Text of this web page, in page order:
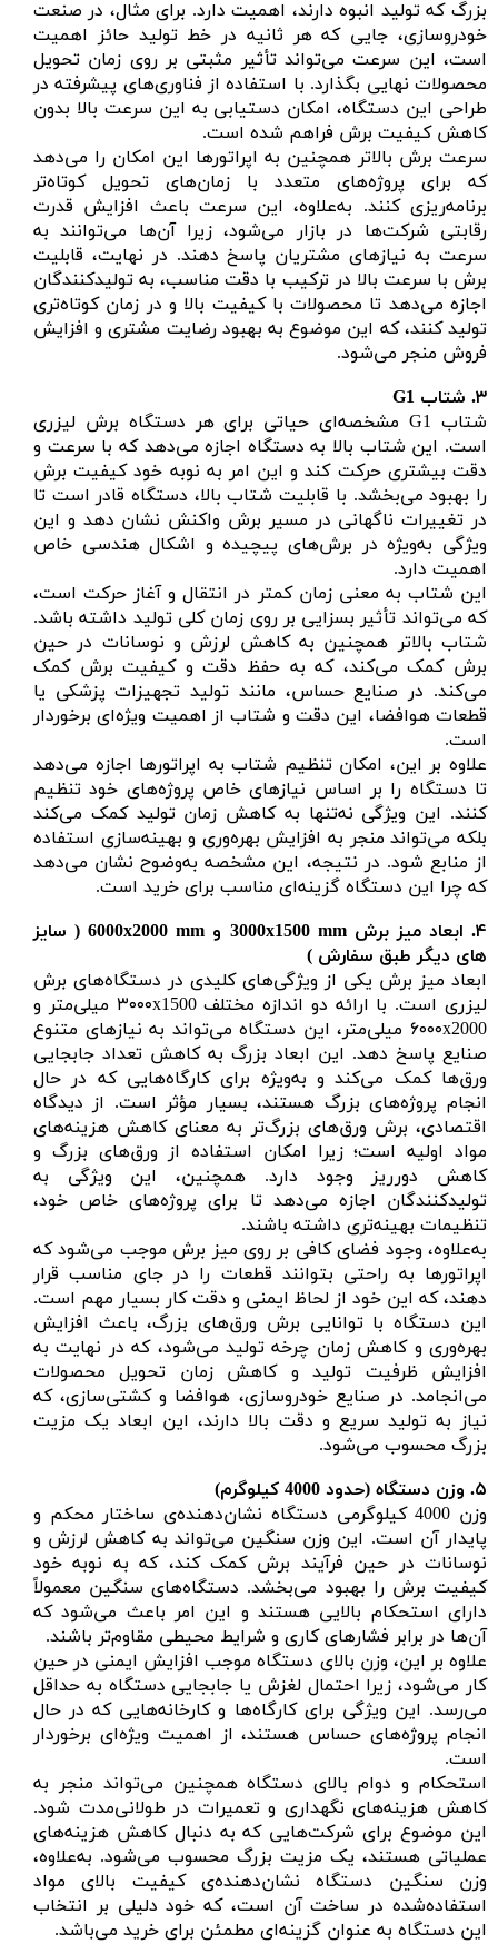
بزرگ که تولید انبوه دارند، اهمیت دارد. برای مثال، در صنعت
خودروسازی، جایی که هر ثانیه در خط تولید حائز اهمیت
است، این سرعت می‌تواند تأثیر مثبتی بر روی زمان تحویل
محصولات نهایی بگذارد. با استفاده از فناوری‌های پیشرفته در
طراحی این دستگاه، امکان دستیابی به این سرعت بالا بدون
کاهش کیفیت برش فراهم شده است.
سرعت برش بالاتر همچنین به اپراتورها این امکان را می‌دهد
که برای پروژه‌های متعدد با زمان‌های تحویل کوتاه‌تر
برنامه‌ریزی کنند. به‌علاوه، این سرعت باعث افزایش قدرت
رقابتی شرکت‌ها در بازار می‌شود، زیرا آن‌ها می‌توانند به
سرعت به نیازهای مشتریان پاسخ دهند. در نهایت، قابلیت
برش با سرعت بالا در ترکیب با دقت مناسب، به تولیدکنندگان
اجازه می‌دهد تا محصولات با کیفیت بالا و در زمان کوتاه‌تری
تولید کنند، که این موضوع به بهبود رضایت مشتری و افزایش
فروش منجر می‌شود.
۳. شتاب
شتاب G1 مشخصه‌ای حیاتی برای هر دستگاه برش لیزری
است. این شتاب بالا به دستگاه اجازه می‌دهد که با سرعت و
دقت بیشتری حرکت کند و این امر به نوبه خود کیفیت برش
را بهبود می‌بخشد. با قابلیت شتاب بالا، دستگاه قادر است تا
در تغییرات ناگهانی در مسیر برش واکنش نشان دهد و این
ویژگی به‌ویژه در برش‌های پیچیده و اشکال هندسی خاص
اهمیت دارد.
این شتاب به معنی زمان کمتر در انتقال و آغاز حرکت است،
که می‌تواند تأثیر بسزایی بر روی زمان کلی تولید داشته باشد.
شتاب بالاتر همچنین به کاهش لرزش و نوسانات در حین
برش کمک می‌کند، که به حفظ دقت و کیفیت برش کمک
می‌کند. در صنایع حساس، مانند تولید تجهیزات پزشکی یا
قطعات هوافضا، این دقت و شتاب از اهمیت ویژه‌ای برخوردار
است.
علاوه بر این، امکان تنظیم شتاب به اپراتورها اجازه می‌دهد
تا دستگاه را بر اساس نیازهای خاص پروژه‌های خود تنظیم
کنند. این ویژگی نه‌تنها به کاهش زمان تولید کمک می‌کند
بلکه می‌تواند منجر به افزایش بهره‌وری و بهینه‌سازی استفاده
از منابع شود. در نتیجه، این مشخصه به‌وضوح نشان می‌دهد
که چرا این دستگاه گزینه‌ای مناسب برای خرید است.
۴. ابعاد میز برش 3000x1500mm و 6000x
2000 mm ( سایز
های دیگر طبق سفارش )
ابعاد میز برش یکی از ویژگی‌های کلیدی در دستگاه‌های برش
لیزری است. با ارائه دو اندازه مختلف ۳۰۰۰x1500 میلی‌متر و
۶۰۰۰x2000 میلی‌متر، این دستگاه می‌تواند به نیازهای متنوع
صنایع پاسخ دهد. این ابعاد بزرگ به کاهش تعداد جابجایی
ورق‌ها کمک می‌کند و به‌ویژه برای کارگاه‌هایی که در حال
انجام پروژه‌های بزرگ هستند، بسیار مؤثر است. از دیدگاه
اقتصادی، برش ورق‌های بزرگ‌تر به معنای کاهش هزینه‌های
مواد اولیه است؛ زیرا امکان استفاده از ورق‌های بزرگ و
کاهش دورریز وجود دارد. همچنین، این ویژگی به
تولیدکنندگان اجازه می‌دهد تا برای پروژه‌های خاص خود،
تنظیمات بهینه‌تری داشته باشند.
به‌علاوه، وجود فضای کافی بر روی میز برش موجب می‌شود که
اپراتورها به راحتی بتوانند قطعات را در جای مناسب قرار
دهند، که این خود از لحاظ ایمنی و دقت کار بسیار مهم است.
این دستگاه با توانایی برش ورق‌های بزرگ، باعث افزایش
بهره‌وری و کاهش زمان چرخه تولید می‌شود، که در نهایت به
افزایش ظرفیت تولید و کاهش زمان تحویل محصولات
می‌انجامد. در صنایع خودروسازی، هوافضا و کشتی‌سازی، که
نیاز به تولید سریع و دقت بالا دارند، این ابعاد یک مزیت
بزرگ محسوب می‌شود.
۵. وزن دستگاه (حدود 4000 کیلوگرم)
وزن 4000 کیلوگرمی دستگاه نشان‌دهنده‌ی ساختار محکم و
پایدار آن است. این وزن سنگین می‌تواند به کاهش لرزش و
نوسانات در حین فرآیند برش کمک کند، که به نوبه خود
کیفیت برش را بهبود می‌بخشد. دستگاه‌های سنگین معمولاً
دارای استحکام بالایی هستند و این امر باعث می‌شود که
آن‌ها در برابر فشارهای کاری و شرایط محیطی مقاوم‌تر باشند.
علاوه بر این، وزن بالای دستگاه موجب افزایش ایمنی در حین
کار می‌شود، زیرا احتمال لغزش یا جابجایی دستگاه به حداقل
می‌رسد. این ویژگی برای کارگاه‌ها و کارخانه‌هایی که در حال
انجام پروژه‌های حساس هستند، از اهمیت ویژه‌ای برخوردار
است.
استحکام و دوام بالای دستگاه همچنین می‌تواند منجر به
کاهش هزینه‌های نگهداری و تعمیرات در طولانی‌مدت شود.
این موضوع برای شرکت‌هایی که به دنبال کاهش هزینه‌های
عملیاتی هستند، یک مزیت بزرگ محسوب می‌شود. به‌علاوه،
وزن سنگین دستگاه نشان‌دهنده‌ی کیفیت بالای مواد
استفاده‌شده در ساخت آن است، که خود دلیلی بر انتخاب
این دستگاه به عنوان گزینه‌ای مطمئن برای خرید می‌باشد.